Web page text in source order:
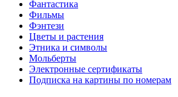
Фантастика
Фильмы
Фэнтези
Цветы и растения
Этника и символы
Мольберты
Электронные сертификаты
Подписка на картины по номерам